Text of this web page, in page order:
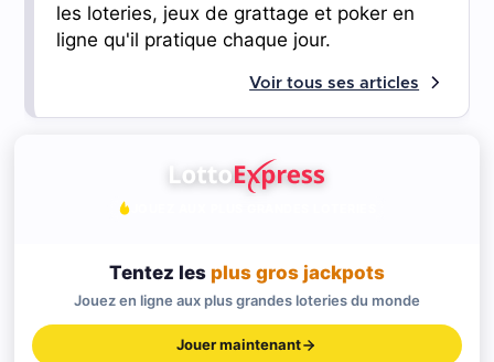
les loteries, jeux de grattage et poker en
ligne qu'il pratique chaque jour.
Voir tous ses articles
Tentez les plus gros jackpots
Jouez en ligne aux plus grandes loteries du monde
Jouer maintenant